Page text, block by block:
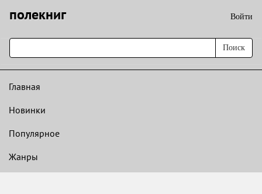
полекниг Войти
Поиск
Главная
Новинки
Популярное
Жанры